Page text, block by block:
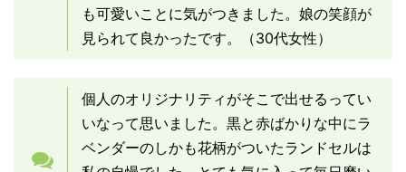
も可愛いことに気がつきました。娘の笑顔が
見られて良かったです。（30代女性）
個人のオリジナリティがそこで出せるってい
いなって思いました。黒と赤ばかりな中にラ
ベンダーのしかも花柄がついたランドセルは